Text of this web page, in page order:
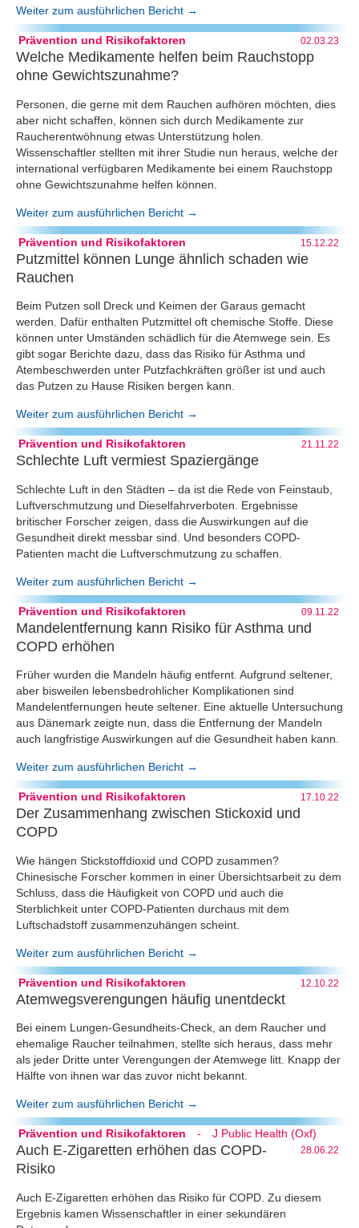
Weiter zum ausführlichen Bericht →
Prävention und Risikofaktoren 02.03.23
Welche Medikamente helfen beim Rauchstopp
ohne Gewichtszunahme?
Personen, die gerne mit dem Rauchen aufhören möchten, dies
aber nicht schaffen, können sich durch Medikamente zur
Raucherentwöhnung etwas Unterstützung holen.
Wissenschaftler stellten mit ihrer Studie nun heraus, welche der
international verfügbaren Medikamente bei einem Rauchstopp
ohne Gewichtszunahme helfen können.
Weiter zum ausführlichen Bericht →
Prävention und Risikofaktoren 15.12.22
Putzmittel können Lunge ähnlich schaden wie
Rauchen
Beim Putzen soll Dreck und Keimen der Garaus gemacht
werden. Dafür enthalten Putzmittel oft chemische Stoffe. Diese
können unter Umständen schädlich für die Atemwege sein. Es
gibt sogar Berichte dazu, dass das Risiko für Asthma und
Atembeschwerden unter Putzfachkräften größer ist und auch
das Putzen zu Hause Risiken bergen kann.
Weiter zum ausführlichen Bericht →
Prävention und Risikofaktoren 21.11.22
Schlechte Luft vermiest Spaziergänge
Schlechte Luft in den Städten – da ist die Rede von Feinstaub,
Luftverschmutzung und Dieselfahrverboten. Ergebnisse
britischer Forscher zeigen, dass die Auswirkungen auf die
Gesundheit direkt messbar sind. Und besonders COPD-
Patienten macht die Luftverschmutzung zu schaffen.
Weiter zum ausführlichen Bericht →
Prävention und Risikofaktoren 09.11.22
Mandelentfernung kann Risiko für Asthma und
COPD erhöhen
Früher wurden die Mandeln häufig entfernt. Aufgrund seltener,
aber bisweilen lebensbedrohlicher Komplikationen sind
Mandelentfernungen heute seltener. Eine aktuelle Untersuchung
aus Dänemark zeigte nun, dass die Entfernung der Mandeln
auch langfristige Auswirkungen auf die Gesundheit haben kann.
Weiter zum ausführlichen Bericht →
Prävention und Risikofaktoren 17.10.22
Der Zusammenhang zwischen Stickoxid und
COPD
Wie hängen Stickstoffdioxid und COPD zusammen?
Chinesische Forscher kommen in einer Übersichtsarbeit zu dem
Schluss, dass die Häufigkeit von COPD und auch die
Sterblichkeit unter COPD-Patienten durchaus mit dem
Luftschadstoff zusammenzuhängen scheint.
Weiter zum ausführlichen Bericht →
Prävention und Risikofaktoren 12.10.22
Atemwegsverengungen häufig unentdeckt
Bei einem Lungen-Gesundheits-Check, an dem Raucher und
ehemalige Raucher teilnahmen, stellte sich heraus, dass mehr
als jeder Dritte unter Verengungen der Atemwege litt. Knapp der
Hälfte von ihnen war das zuvor nicht bekannt.
Weiter zum ausführlichen Bericht →
Prävention und Risikofaktoren - J Public Health (Oxf)
28.06.22
Auch E-Zigaretten erhöhen das COPD-
Risiko
Auch E-Zigaretten erhöhen das Risiko für COPD. Zu diesem
Ergebnis kamen Wissenschaftler in einer sekundären